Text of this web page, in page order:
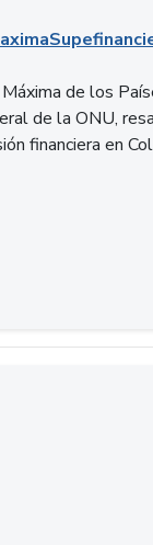
de los
de la ONU,
financiera en